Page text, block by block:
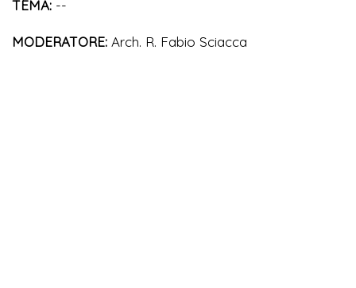
TEMA: --
MODERATORE: Arch. R. Fabio Sciacca